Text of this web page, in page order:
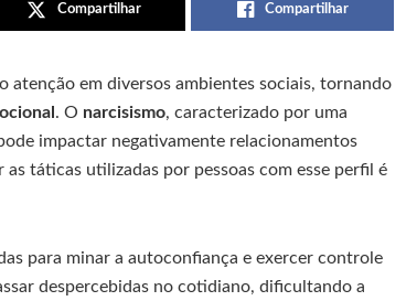
Compartilhar Compartilhar
atenção em diversos ambientes sociais, tornando
. O narcisismo, caracterizado por uma
impactar negativamente relacionamentos
táticas utilizadas por pessoas com esse perfil é
para minar a autoconfiança e exercer controle
despercebidas no cotidiano, dificultando a